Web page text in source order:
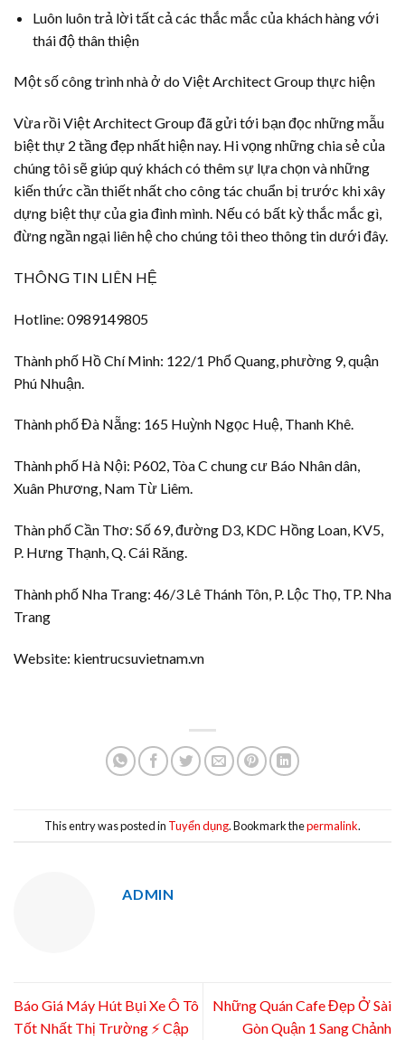
Luôn luôn trả lời tất cả các thắc mắc của khách hàng với
thái độ thân thiện
Một số công trình nhà ở do Việt Architect Group thực hiện
Vừa rồi Việt Architect Group đã gửi tới bạn đọc những mẫu
biệt thự 2 tầng đẹp nhất hiện nay. Hi vọng những chia sẻ của
chúng tôi sẽ giúp quý khách có thêm sự lựa chọn và những
kiến thức cần thiết nhất cho công tác chuẩn bị trước khi xây
dựng biệt thự của gia đình mình. Nếu có bất kỳ thắc mắc gì,
đừng ngần ngại liên hệ cho chúng tôi theo thông tin dưới đây.
THÔNG TIN LIÊN HỆ
Hotline: 0989149805
Thành phố Hồ Chí Minh: 122/1 Phổ Quang, phường 9, quận
Phú Nhuận.
Thành phố Đà Nẵng: 165 Huỳnh Ngọc Huệ, Thanh Khê.
Thành phố Hà Nội: P602, Tòa C chung cư Báo Nhân dân,
Xuân Phương, Nam Từ Liêm.
Thàn phố Cần Thơ: Số 69, đường D3, KDC Hồng Loan, KV5,
P. Hưng Thạnh, Q. Cái Răng.
Thành phố Nha Trang: 46/3 Lê Thánh Tôn, P. Lộc Thọ, TP. Nha
Trang
Website: kientrucsuvietnam.vn
This entry was posted in Tuyển dụng. Bookmark thepermalink.
ADMIN
Báo Giá Máy Hút Bụi Xe Ô Tô
Tốt Nhất Thị Trường ⚡ Cập
Những Quán Cafe Đẹp Ở Sài
Gòn Quận 1 Sang Chảnh